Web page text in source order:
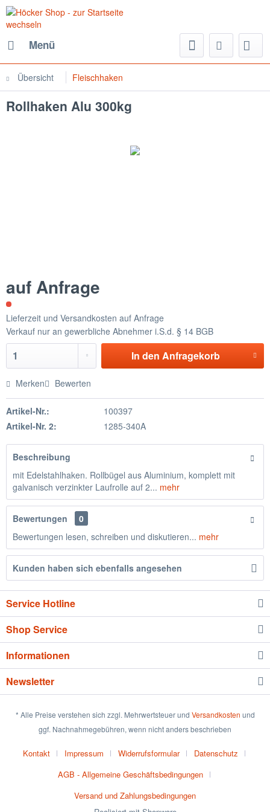
Menü
Übersicht Fleischhaken
Rollhaken Alu 300kg
auf Anfrage
Lieferzeit und Versandkosten auf Anfrage
Verkauf nur an gewerbliche Abnehmer i.S.d. § 14 BGB
In den Anfragekorb
Merken Bewerten
Artikel-Nr.:
100397
Artikel-Nr. 2:
1285-340A
Beschreibung
mit Edelstahlhaken. Rollbügel aus Aluminium, komplett mit
galvanisch verzinkter Laufrolle auf 2... mehr
Bewertungen
0
Bewertungen lesen, schreiben und diskutieren... mehr
Kunden haben sich ebenfalls angesehen
Service Hotline
Shop Service
Informationen
Newsletter
* Alle Preise verstehen sich zzgl. Mehrwertsteuer und Versandkosten und
ggf. Nachnahmegebühren, wenn nicht anders beschrieben
Kontakt Impressum Widerrufsformular
Datenschutz
AGB - Allgemeine Geschäftsbedingungen
Versand und Zahlungsbedingungen